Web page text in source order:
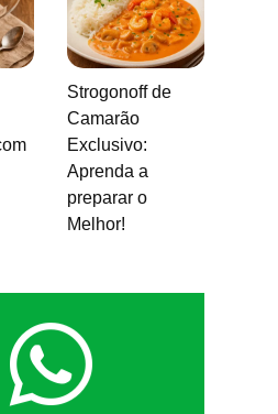
Strogonoff de
Camarão
Exclusivo:
Aprenda a
preparar o
Melhor!